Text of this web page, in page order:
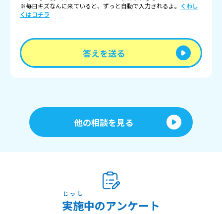
※毎日キズなんに来ていると、ずっと自動で入力されるよ。 くわし
くはコチラ
答えを送る
他の相談を見る
実施
じっし
中のアンケート